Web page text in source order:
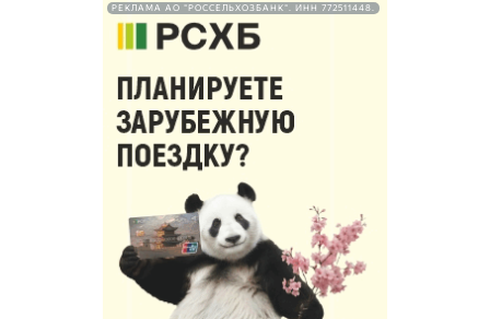
РЕКЛАМА АО "РОССЕЛЬХОЗБАНК". ИНН 772511448.